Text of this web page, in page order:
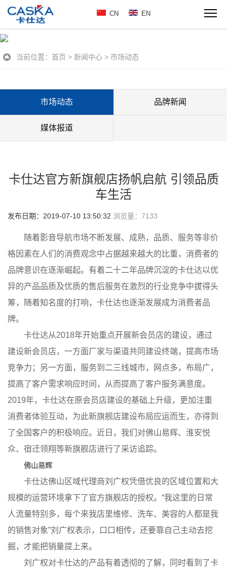
CN EN
当前位置： 首页 > 新闻中心 > 市场动态
市场动态 品牌新闻
媒体报道
卡仕达官方新旗舰店扬帆启航 引领品质
车生活
发布日期：2019-07-10 13:50:32 浏览量： 7133
随着影音导航市场不断发展、成熟，品质、服务等非价
格因素在人们的消费观念中占据越来越大的比重，消费者的
品牌意识在逐渐崛起。有着二十二年品牌沉淀的卡仕达以优
异的产品品质及优质的售后服务在激烈的行业竞争中拔得头
筹，随着知名度的打响，卡仕达也逐渐发展成为消费者品
牌。
卡仕达从2018年开始重点开展新会员店的建设，通过
建设新会员店，一方面厂家与渠道共同建设终端，提高市场
竞争力；另一方面，服务到二三线城市，网点多，布局广，
提高了客户需求响应时间，从而提高了客户服务满意度。
2019年，卡仕达在原会员店建设的基础上升级，更加注重
消费者体验互动，为此新旗舰店建设布局应运而生，亦得到
了全国客户的积极响应。近日，我们对佛山易辉、淮安悦
众、宿迁领翔等新旗舰店进行了采访追踪。
佛山易辉
卡仕达佛山区域代理商刘广权凭借优良的区域位置和大
规模的运营环境拿下了官方旗舰店的授权。“我这里的日常
人流量特别多，每个来我店里维修、洗车、美容的人都是我
的销售对象”刘广权表示，口口相传，还要靠自己主动去挖
掘，才能把销量提上来。
刘广权对卡仕达的产品有着透彻的了解，同时看到了卡